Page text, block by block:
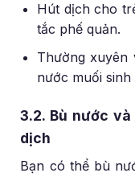
Hút dịch cho
tắc phế quản.
Thường xuyên
nước muối
3.2. Bù nước
dịch
Bạn có thể bù